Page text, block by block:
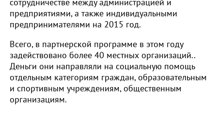
сотрудничестве между администрацией и
предприятиями, а также индивидуальными
предпринимателями на 2015 год.
Всего, в партнерской программе в этом году
задействовано более 40 местных организаций..
Деньги они направляли на социальную помощь
отдельным категориям граждан, образовательным
и спортивным учреждениям, общественным
организациям.